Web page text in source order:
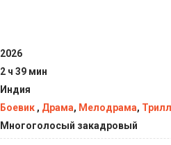
2026
2 ч 39 мин
Индия
Боевик , Драма, Мелодрама,
Многоголосый закадровый